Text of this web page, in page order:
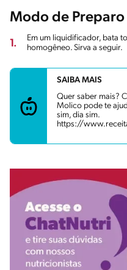
Modo de Preparo
1.
Em um liquidificador, bata
homogêneo. Sirva a seguir.
SAIBA MAIS
Quer saber mais?
Molico pode te
sim, dia sim.
https://